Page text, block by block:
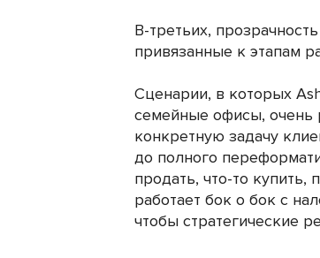
В-третьих,
привязанные к этапам
Сценарии, в которых
семейные офисы, очень
конкретную задачу
до полного
продать, что-то купить,
работает бок о бок с
чтобы стратегические